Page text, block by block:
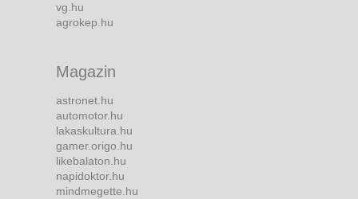
vg.hu
agrokep.hu
Magazin
astronet.hu
automotor.hu
lakaskultura.hu
gamer.origo.hu
likebalaton.hu
napidoktor.hu
mindmegette.hu